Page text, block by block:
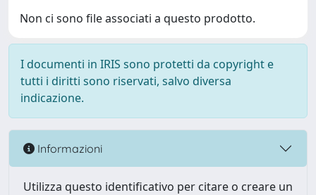
Non ci sono file associati a questo prodotto.
I documenti in IRIS sono protetti da copyright e
tutti i diritti sono riservati, salvo diversa
indicazione.
Informazioni
Utilizza questo identificativo per citare o creare un